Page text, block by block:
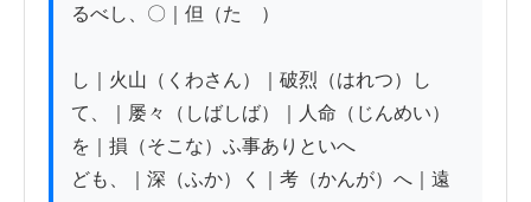
るべし、〇｜但（たゞ）
し｜火山（くわさん）｜破烈（はれつ）し
て、｜屡々（しばしば）｜人命（じんめい）
を｜損（そこな）ふ事ありといへ
ども、｜深（ふか）く｜考（かんが）へ｜遠